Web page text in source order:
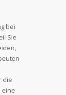
bei
Sie
die
eine